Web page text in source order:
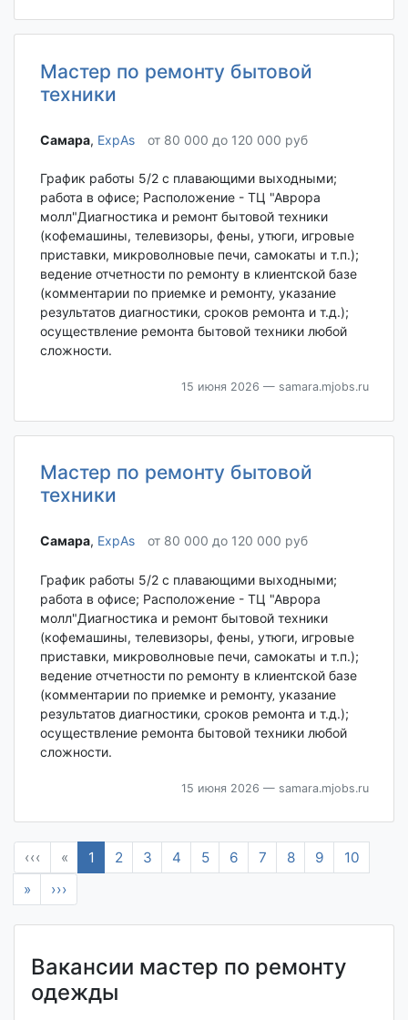
Мастер по ремонту бытовой
техники
Самара‎, ExpAs от 80 000 до 120 000 руб
График работы 5/2 с плавающими выходными;
работа в офисе; Расположение - ТЦ "Аврора
молл"Диагностика и ремонт бытовой техники
(кофемашины, телевизоры, фены, утюги, игровые
приставки, микроволновые печи, самокаты и т.п.);
ведение отчетности по ремонту в клиентской базе
(комментарии по приемке и ремонту‚ указание
результатов диагностики‚ сроков ремонта и т.д.);
осуществление ремонта бытовой техники любой
сложности.
15 июня 2026 — samara.mjobs.ru
Мастер по ремонту бытовой
техники
Самара‎, ExpAs от 80 000 до 120 000 руб
График работы 5/2 с плавающими выходными;
работа в офисе; Расположение - ТЦ "Аврора
молл"Диагностика и ремонт бытовой техники
(кофемашины, телевизоры, фены, утюги, игровые
приставки, микроволновые печи, самокаты и т.п.);
ведение отчетности по ремонту в клиентской базе
(комментарии по приемке и ремонту‚ указание
результатов диагностики‚ сроков ремонта и т.д.);
осуществление ремонта бытовой техники любой
сложности.
15 июня 2026 — samara.mjobs.ru
‹‹‹ « 1 2 3 4 5 6 7 8 9
10
»
›››
Вакансии мастер по ремонту
одежды